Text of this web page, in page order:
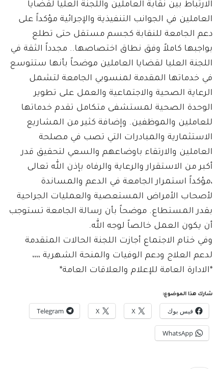
الارتباط بين نقابة العاملين واللجنة العليا لقضايا
العاملين في الجوانب التنفيذية والإجرائية مؤكداً على
دعم الجامعة للنقابة كجسم مستقل حتى تطلع
بواجبها كاملاً وفق نطاق اختصاصها.. مجدداً الثقة في
اللجنة العليا لقضايا العاملين موضحاً بأنها ستتوسع
في خدماتها المقدمة لمنسوبي الجامعة لتشمل
الرعاية الصحية والاجتماعية والعمل على تطوير
الوحدة الصحية لمستشفى متكامل تقدم خدماتها
للعاملين والموظفين. وإضافة كثير من المشاريع
الاستثمارية والمبادرات التي تصب في مصلحة
العاملين والارتقاء باوضاعهم والسعي لتحقيق قدر
أكبر من الاستقرار والرعاية والرفاه بإذن الله تعالى
،مؤكداً استمرار الجامعة في الدعم والمساندة
لأصحاب الأمراض المستعصية والعمليات الجراحية
بقدر المستطاع. موضحاً بأن رسالة الجامعة تستوجب
أن يكون العمل خالصاً لوجه الله.
وفي ختام الاجتماع أجازت اللجنة الحالات المتقدمة
لدعم العلاج ودعم الوفيات والمنحة الشهرية ،،،،
*الادارة العامة للإعلام والعلاقات العامة*
شارك هذا الموضوع:
فيس بوك X
X
Telegram
WhatsApp